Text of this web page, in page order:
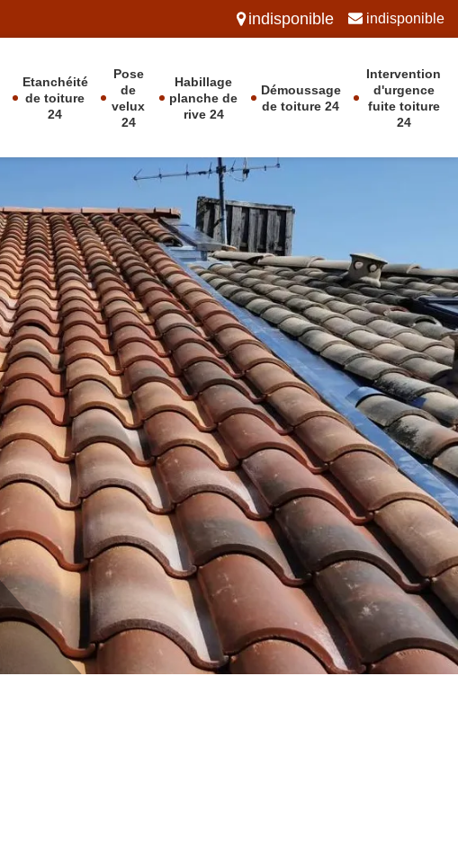
indisponible indisponible
Etanchéité
de toiture
24
Pose
de
velux
24
Habillage
planche de
rive 24
Démoussage
de toiture 24
Intervention
d'urgence
fuite toiture
24